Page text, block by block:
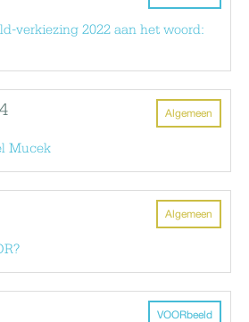
verkiezing 2022 aan het woord:
Algemeen
Mucek
Algemeen
VOORbeeld